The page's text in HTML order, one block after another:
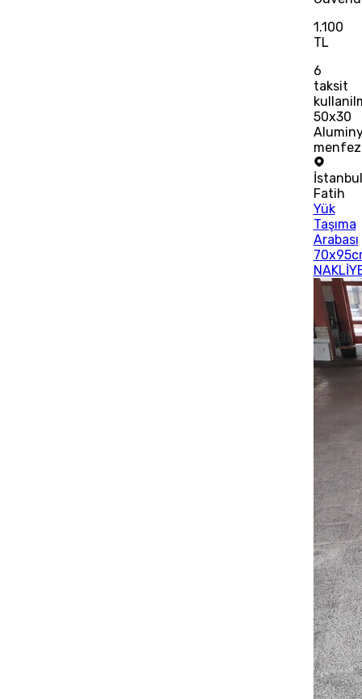
1.100
TL
6
taksit
50x30
menfez
İstanbul
Fatih
Yük
Taşıma
Arabası